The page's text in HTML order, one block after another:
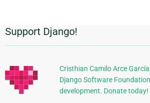
Información
Adicional
Support Django!
Cristhian Camilo Arce
Django Software
development. Donate today!